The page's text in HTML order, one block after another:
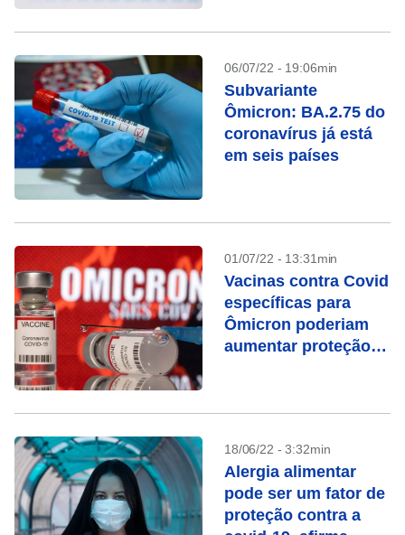
06/07/22 - 19:06min
Subvariante
Ômicron: BA.2.75 do
coronavírus já está
em seis países
01/07/22 - 13:31min
Vacinas contra Covid
específicas para
Ômicron poderiam
aumentar proteção,
18/06/22 - 3:32min
Alergia alimentar
pode ser um fator de
proteção contra a